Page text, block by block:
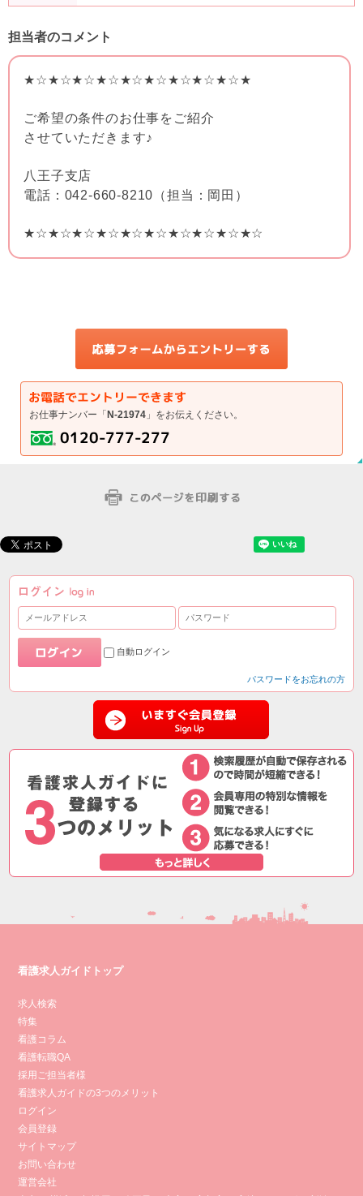
担当者のコメント
★☆★☆★☆★☆★☆★☆★☆★☆★☆★
ご希望の条件のお仕事をご紹介
させていただきます♪
八王子支店
電話：042-660-8210（担当：岡田）
★☆★☆★☆★☆★☆★☆★☆★☆★☆★☆
お仕事ナンバー「 N-21974 」をお伝えください。
自動ログイン
パスワードをお忘れの方
看護求人ガイドトップ
求人検索
特集
看護コラム
看護転職QA
採用ご担当者様
看護求人ガイドの3つのメリット
ログイン
会員登録
サイトマップ
お問い合わせ
運営会社